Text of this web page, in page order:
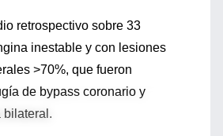
retrospectivo sobre 33
inestable y con lesiones
>70%, que fueron
de bypass coronario y
bilateral.